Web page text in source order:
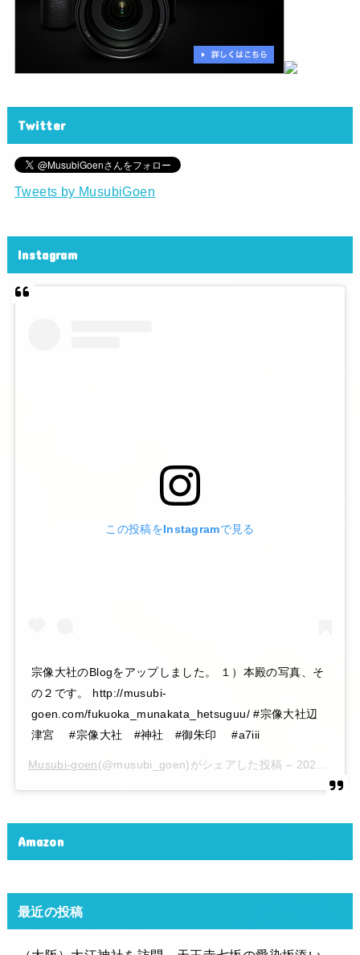
Twitter
Tweets by MusubiGoen
Instagram
この投稿をInstagramで見る
宗像大社のBlogをアップしました。 １）本殿の写真、そ
の２です。 http://musubi-
goen.com/fukuoka_munakata_hetsuguu/ #宗像大社辺
津宮 #宗像大社 #神社 #御朱印 #a7iii
Musubi-goen(@musubi_goen)がシェアした投稿 – 2020年 6月月6日午後10時15分PDT
Amazon
最近の投稿